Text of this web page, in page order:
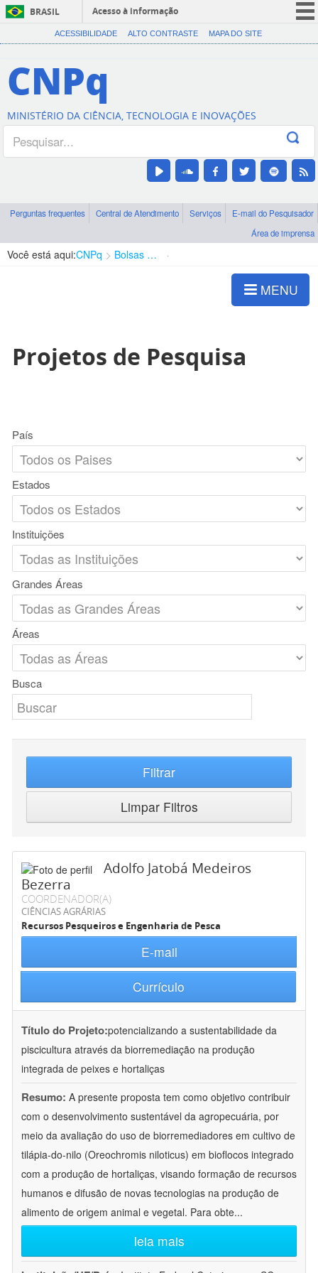
BRASIL
Acesso à informação
CORONAVÍRUS (COVID-19)
Canais
ACESSIBILIDADE ALTO CONTRASTE MAPA DO SITE
CNPq
MINISTÉRIO DA CIÊNCIA, TECNOLOGIA E INOVAÇÕES
Perguntas frequentes Central de Atendimento Serviços
E-mail do Pesquisador
Área de imprensa
Você está aqui:CNPq Bolsas e Auxílios Vigentes
MENU
Projetos de Pesquisa
País
Estados
Instituições
Grandes Áreas
Áreas
Busca
Filtrar
Limpar Filtros
Adolfo Jatobá Medeiros
Bezerra
COORDENADOR(A)
CIÊNCIAS AGRÁRIAS
Recursos Pesqueiros e Engenharia de Pesca
E-mail
Currículo
Título do Projeto:potencializando a sustentabilidade da
piscicultura através da biorremediação na produção
integrada de peixes e hortaliças
Resumo: A presente proposta tem como objetivo contribuir
com o desenvolvimento sustentável da agropecuária, por
meio da avaliação do uso de biorremediadores em cultivo de
tilápia-do-nilo (Oreochromis niloticus) em bioflocos integrado
com a produção de hortaliças, visando formação de recursos
humanos e difusão de novas tecnologias na produção de
alimento de origem animal e vegetal. Para obte...
leia mais